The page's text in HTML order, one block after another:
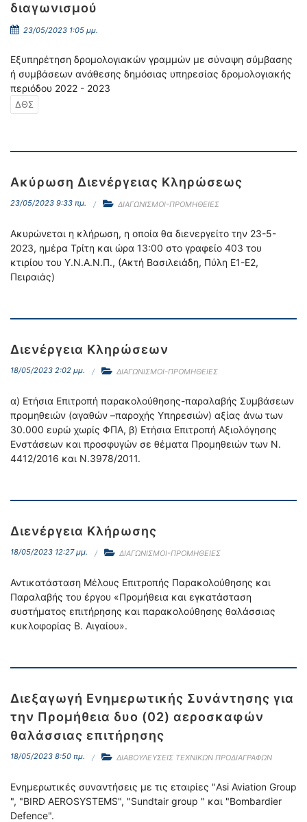
διαγωνισμού
23/05/2023 1:05 μμ.
Εξυπηρέτηση δρομολογιακών γραμμών με σύναψη σύμβασης
ή συμβάσεων ανάθεσης δημόσιας υπηρεσίας δρομολογιακής
περιόδου 2022 - 2023
ΔΘΣ
Ακύρωση Διενέργειας Κληρώσεως
23/05/2023 9:33 πμ. ΔΙΑΓΩΝΙΣΜΟΙ-ΠΡΟΜΗΘΕΙΕΣ
Ακυρώνεται η κλήρωση, η οποία θα διενεργείτο την 23-5-
2023, ημέρα Τρίτη και ώρα 13:00 στο γραφείο 403 του
κτιρίου του Υ.Ν.Α.Ν.Π., (Ακτή Βασιλειάδη, Πύλη Ε1-Ε2,
Πειραιάς)
Διενέργεια Κληρώσεων
18/05/2023 2:02 μμ. ΔΙΑΓΩΝΙΣΜΟΙ-ΠΡΟΜΗΘΕΙΕΣ
α) Ετήσια Επιτροπή παρακολούθησης-παραλαβής Συμβάσεων
προμηθειών (αγαθών –παροχής Υπηρεσιών) αξίας άνω των
30.000 ευρώ χωρίς ΦΠΑ, β) Ετήσια Επιτροπή Αξιολόγησης
Ενστάσεων και προσφυγών σε θέματα Προμηθειών των Ν.
4412/2016 και Ν.3978/2011.
Διενέργεια Κλήρωσης
18/05/2023 12:27 μμ. ΔΙΑΓΩΝΙΣΜΟΙ-ΠΡΟΜΗΘΕΙΕΣ
Αντικατάσταση Μέλους Επιτροπής Παρακολούθησης και
Παραλαβής του έργου «Προμήθεια και εγκατάσταση
συστήματος επιτήρησης και παρακολούθησης θαλάσσιας
κυκλοφορίας Β. Αιγαίου».
Διεξαγωγή Ενημερωτικής Συνάντησης για
την Προμήθεια δυο (02) αεροσκαφών
θαλάσσιας επιτήρησης
18/05/2023 8:50 πμ. ΔΙΑΒΟΥΛΕΥΣΕΙΣ ΤΕΧΝΙΚΩΝ ΠΡΟΔΙΑΓΡΑΦΩΝ
Ενημερωτικές συναντήσεις με τις εταιρίες "Asi Aviation Group
", "BIRD AEROSYSTEMS", "Sundtair group " και "Bombardier
Defence".